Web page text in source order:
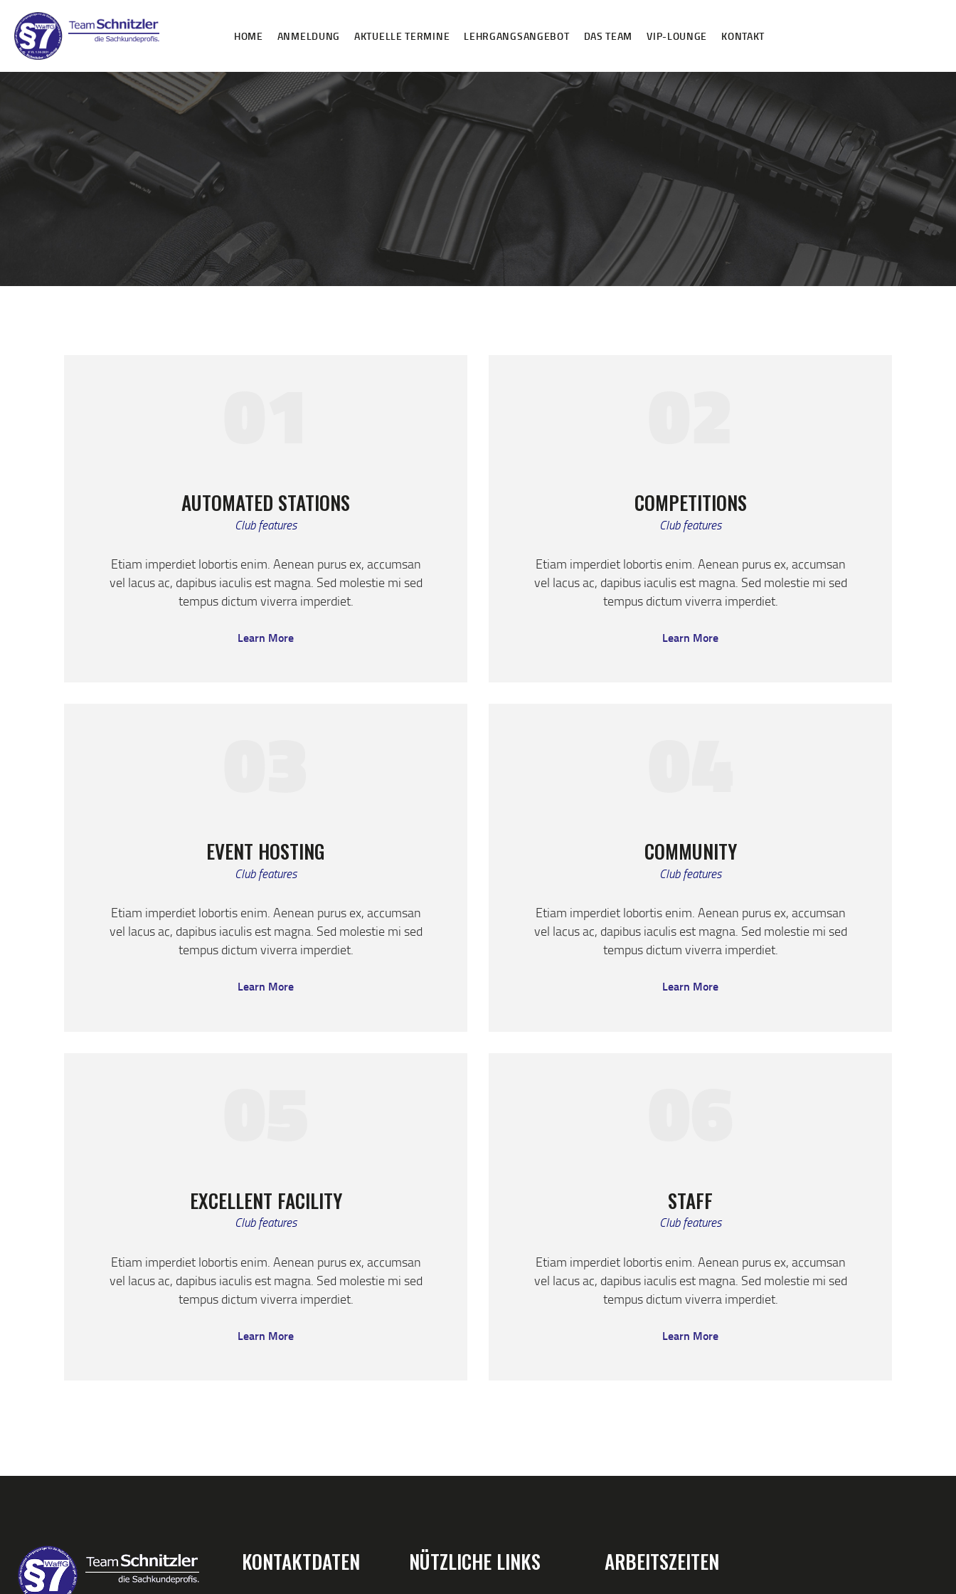
HOME ANMELDUNG AKTUELLE TERMINE LEHRGANGSANGEBOT DAS TEAM VIP-LOUNGE KONTAKT
AKTUELLE
TERMINE
LEHRGANGSANGE
DAS TEAM
VIP-LOUNGE
AUTOMATED STATIONS
Club features
Etiam imperdiet lobortis enim. Aenean purus ex, accumsan
vel lacus ac, dapibus iaculis est magna. Sed molestie mi sed
tempus dictum viverra imperdiet.
Learn More
COMPETITIONS
Club features
Etiam imperdiet lobortis enim. Aenean purus ex, accumsan
vel lacus ac, dapibus iaculis est magna. Sed molestie mi sed
tempus dictum viverra imperdiet.
Learn More
EVENT HOSTING
Club features
Etiam imperdiet lobortis enim. Aenean purus ex, accumsan
vel lacus ac, dapibus iaculis est magna. Sed molestie mi sed
tempus dictum viverra imperdiet.
Learn More
COMMUNITY
Club features
Etiam imperdiet lobortis enim. Aenean purus ex, accumsan
vel lacus ac, dapibus iaculis est magna. Sed molestie mi sed
tempus dictum viverra imperdiet.
Learn More
EXCELLENT FACILITY
Club features
Etiam imperdiet lobortis enim. Aenean purus ex, accumsan
vel lacus ac, dapibus iaculis est magna. Sed molestie mi sed
tempus dictum viverra imperdiet.
Learn More
STAFF
Club features
Etiam imperdiet lobortis enim. Aenean purus ex, accumsan
vel lacus ac, dapibus iaculis est magna. Sed molestie mi sed
tempus dictum viverra imperdiet.
Learn More
KONTAKTDATEN NÜTZLICHE LINKS ARBEITSZEITEN